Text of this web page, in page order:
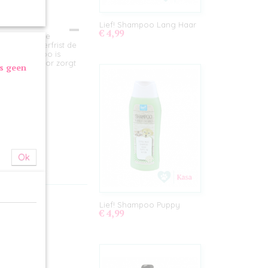
verzorgende
verfrist de
De shampoo is
wat ervoor zorgt
Lief! Shampoo Lang Haar
€ 4,99
Lief! Shampoo Puppy
€ 4,99
geen
Ok